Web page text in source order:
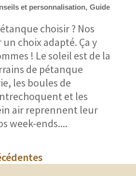
et personnalisation Guide
choisir ? Nos
choix adapté. Ça y
! Le soleil est de la
de pétanque
les boules de
et les
air reprennent leur
week-ends....